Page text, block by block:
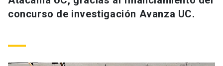
Vecinos launch
Medios Biblioteca launch
concurso de investigación Avanza UC.